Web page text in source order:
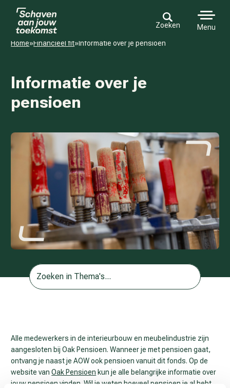
Zoeken
Menu
Home»Financieel fit»Informatie over je pensioen
Informatie over je
pensioen
Alle medewerkers in de interieurbouw en meubelindustrie zijn
aangesloten bij Oak Pensioen. Wanneer je met pensioen gaat,
ontvang je naast je AOW ook pensioen vanuit dit fonds. Op de
website vanOak Pensioen kun je alle belangrijke informatie over
jouw pensioen vinden. Wil je weten hoeveel pensioen je al hebt